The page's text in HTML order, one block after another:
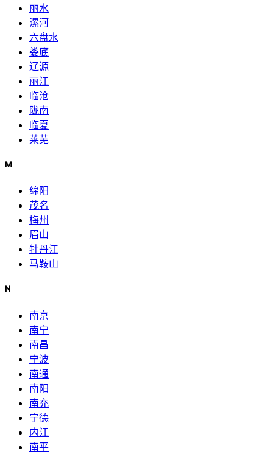
丽水
漯河
六盘水
娄底
辽源
丽江
临沧
陇南
临夏
莱芜
M
绵阳
茂名
梅州
眉山
牡丹江
马鞍山
N
南京
南宁
南昌
宁波
南通
南阳
南充
宁德
内江
南平